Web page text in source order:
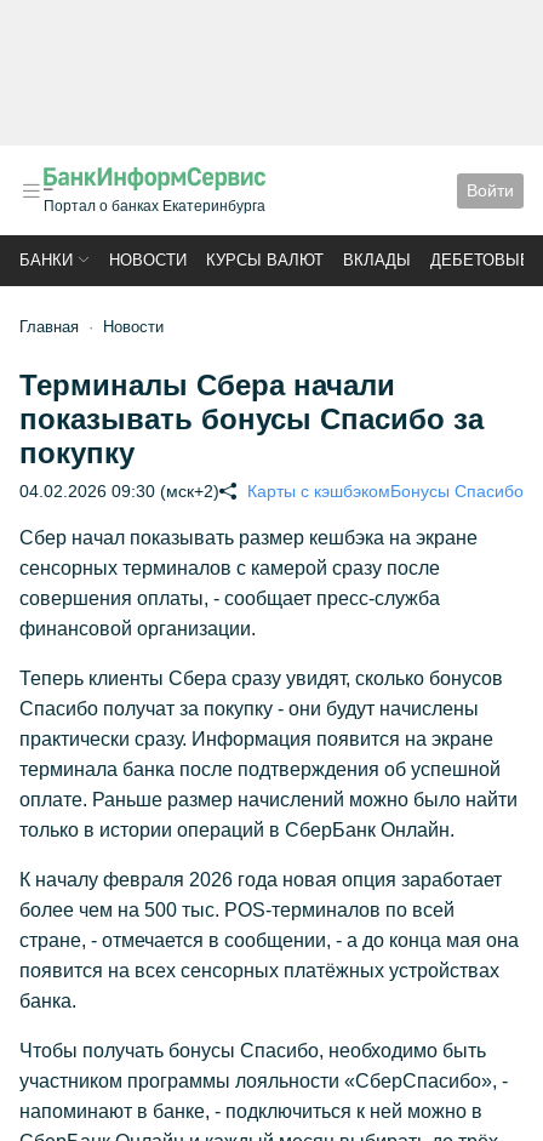
Портал о банках Екатеринбурга
Войти
БАНКИ НОВОСТИ КУРСЫ ВАЛЮТ ВКЛАДЫ ДЕБЕТОВЫЕ
Главная Новости
Терминалы Сбера начали
показывать бонусы Спасибо за
покупку
04.02.2026 09:30 (мск+2) Карты с кэшбэкомБонусы Спасибо
Сбер начал показывать размер кешбэка на экране
сенсорных терминалов с камерой сразу после
совершения оплаты, - сообщает пресс-служба
финансовой организации.
Теперь клиенты Сбера сразу увидят, сколько бонусов
Спасибо получат за покупку - они будут начислены
практически сразу. Информация появится на экране
терминала банка после подтверждения об успешной
оплате. Раньше размер начислений можно было найти
только в истории операций в СберБанк Онлайн.
К началу февраля 2026 года новая опция заработает
более чем на 500 тыс. POS-терминалов по всей
стране, - отмечается в сообщении, - а до конца мая она
появится на всех сенсорных платёжных устройствах
банка.
Чтобы получать бонусы Спасибо, необходимо быть
участником программы лояльности «СберСпасибо», -
напоминают в банке, - подключиться к ней можно в